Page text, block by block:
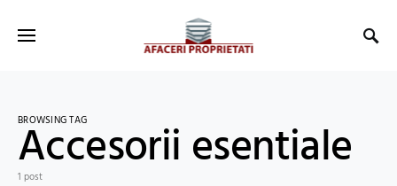
BROWSING TAG
Accesorii esentiale
1 post